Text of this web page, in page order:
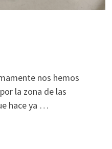
nos hemos
la zona de las
hace ya …